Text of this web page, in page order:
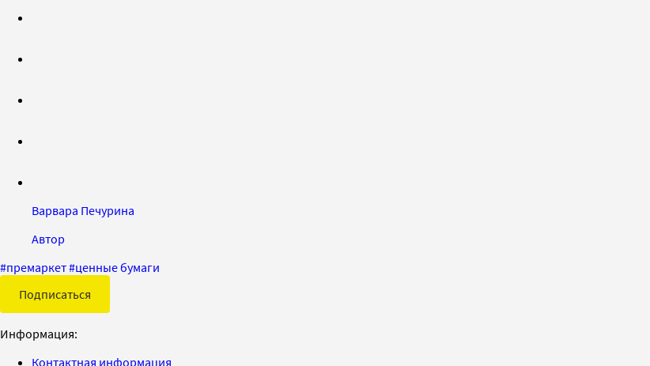
Варвара Печурина
Автор
#премаркет#ценные бумаги
Подписаться
Информация:
Контактная информация